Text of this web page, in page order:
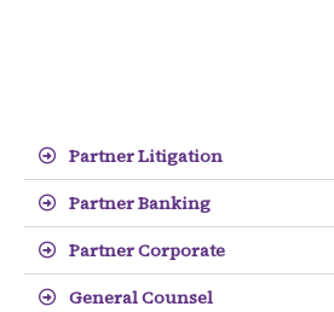
Partner Litigation
Partner Banking
Partner Corporate
General Counsel